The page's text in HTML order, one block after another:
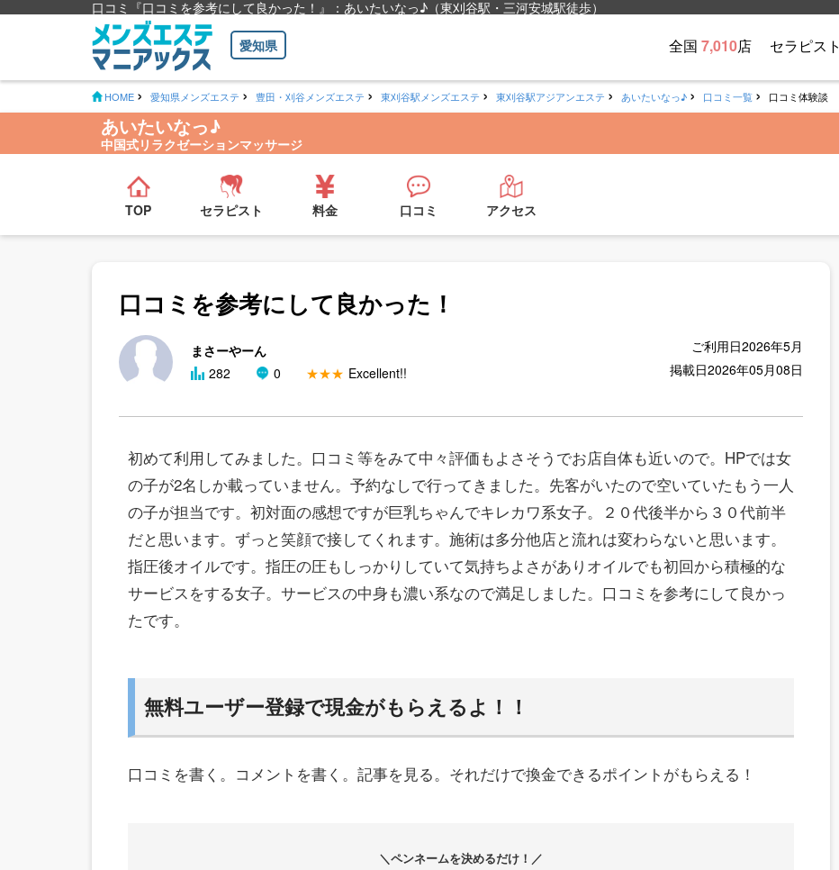
口コミ『口コミを参考にして良かった！』：あいたいなっ♪（東刈谷駅・三河安城駅徒歩）
愛知県 全国 7,010店 セラピスト
HOME 愛知県メンズエステ 豊田・刈谷メンズエステ 東刈谷駅メンズエステ 東刈谷駅アジアンエステ あいたいなっ♪ 口コミ一覧 口コミ体験談
あいたいなっ♪
中国式リラクゼーションマッサージ
TOP セラピスト 料金 口コミ アクセス
口コミを参考にして良かった！
まさーやーん
282
0 ★★★ Excellent!!
ご利用日2026年5月
掲載日2026年05月08日
初めて利用してみました。口コミ等をみて中々評価もよさそうでお店自体も近いので。HPでは女
の子が2名しか載っていません。予約なしで行ってきました。先客がいたので空いていたもう一人
の子が担当です。初対面の感想ですが巨乳ちゃんでキレカワ系女子。２０代後半から３０代前半
だと思います。ずっと笑顔で接してくれます。施術は多分他店と流れは変わらないと思います。
指圧後オイルです。指圧の圧もしっかりしていて気持ちよさがありオイルでも初回から積極的な
サービスをする女子。サービスの中身も濃い系なので満足しました。口コミを参考にして良かっ
たです。
無料ユーザー登録で現金がもらえるよ！！
口コミを書く。コメントを書く。記事を見る。それだけで換金できるポイントがもらえる！
＼ペンネームを決めるだけ！／